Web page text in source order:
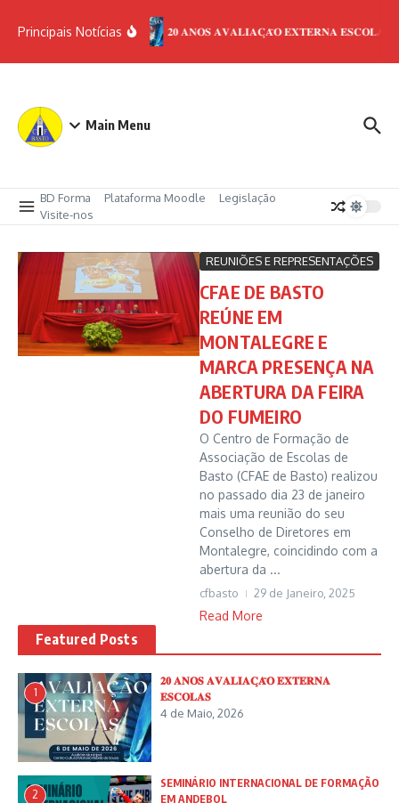
Principais Notícias
𝟐𝟎 𝐀𝐍𝐎𝐒 𝐀𝐕𝐀𝐋𝐈𝐀𝐂̧𝐀̃𝐎 𝐄𝐗𝐓𝐄𝐑𝐍𝐀 𝐄𝐒𝐂𝐎𝐋𝐀𝐒
Main Menu
BD Forma Plataforma Moodle
Legislação
Visite-nos
REUNIÕES E REPRESENTAÇÕES
CFAE DE BASTO
REÚNE EM
MONTALEGRE E
MARCA PRESENÇA NA
ABERTURA DA FEIRA
DO FUMEIRO
O Centro de Formação de
Associação de Escolas de
Basto (CFAE de Basto) realizou
no passado dia 23 de janeiro
mais uma reunião do seu
Conselho de Diretores em
Montalegre, coincidindo com a
abertura da ...
cfbasto 29 de Janeiro, 2025
Read More
Featured Posts
1
𝟐𝟎 𝐀𝐍𝐎𝐒 𝐀𝐕𝐀𝐋𝐈𝐀𝐂̧𝐀̃𝐎 𝐄𝐗𝐓𝐄𝐑𝐍𝐀
𝐄𝐒𝐂𝐎𝐋𝐀𝐒
4 de Maio, 2026
2
SEMINÁRIO INTERNACIONAL DE FORMAÇÃO
EM ANDEBOL